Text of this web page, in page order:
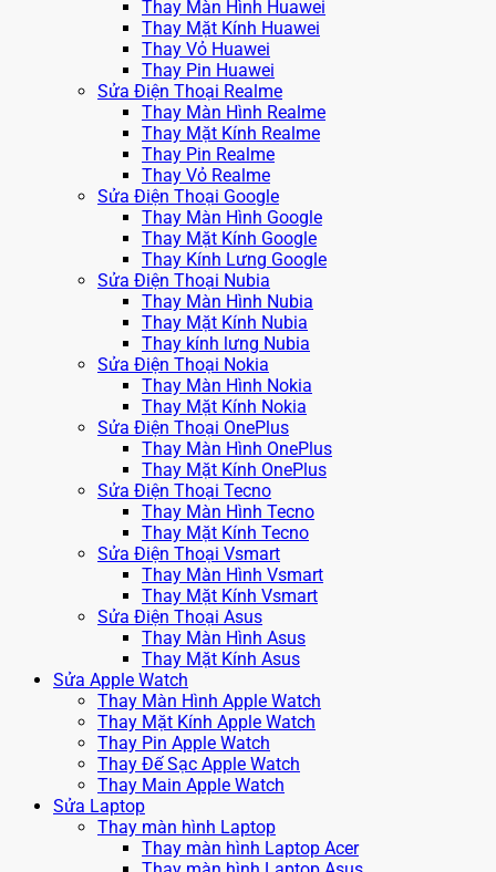
Thay Màn Hình Huawei
Thay Mặt Kính Huawei
Thay Vỏ Huawei
Thay Pin Huawei
Sửa Điện Thoại Realme
Thay Màn Hình Realme
Thay Mặt Kính Realme
Thay Pin Realme
Thay Vỏ Realme
Sửa Điện Thoại Google
Thay Màn Hình Google
Thay Mặt Kính Google
Thay Kính Lưng Google
Sửa Điện Thoại Nubia
Thay Màn Hình Nubia
Thay Mặt Kính Nubia
Thay kính lưng Nubia
Sửa Điện Thoại Nokia
Thay Màn Hình Nokia
Thay Mặt Kính Nokia
Sửa Điện Thoại OnePlus
Thay Màn Hình OnePlus
Thay Mặt Kính OnePlus
Sửa Điện Thoại Tecno
Thay Màn Hình Tecno
Thay Mặt Kính Tecno
Sửa Điện Thoại Vsmart
Thay Màn Hình Vsmart
Thay Mặt Kính Vsmart
Sửa Điện Thoại Asus
Thay Màn Hình Asus
Thay Mặt Kính Asus
Sửa Apple Watch
Thay Màn Hình Apple Watch
Thay Mặt Kính Apple Watch
Thay Pin Apple Watch
Thay Đế Sạc Apple Watch
Thay Main Apple Watch
Sửa Laptop
Thay màn hình Laptop
Thay màn hình Laptop Acer